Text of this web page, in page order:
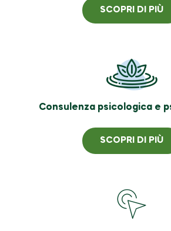
SCOPRI DI PIÙ
Consulenza psicologica e
SCOPRI DI PIÙ